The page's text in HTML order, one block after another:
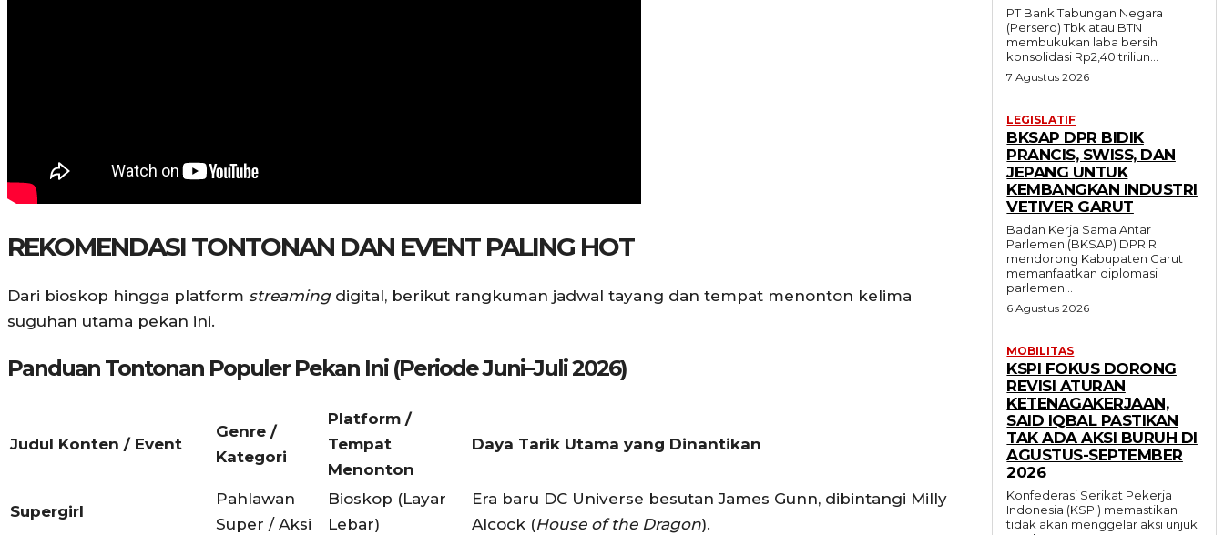
REKOMENDASI TONTONAN DAN EVENT PALING HOT
Dari bioskop hingga platform streamingdigital, berikut rangkuman jadwal tayang dan tempat menonton kelima
suguhan utama pekan ini.
Panduan Tontonan Populer Pekan Ini (Periode Juni–Juli 2026)
Judul Konten / Event
Genre /
Kategori
Platform /
Tempat
Menonton
Daya Tarik Utama yang Dinantikan
Supergirl
Pahlawan
Super / Aksi
Bioskop (Layar
Lebar)
Era baru DC Universe besutan James Gunn, dibintangi Milly
Alcock (House of the Dragon).
PT Bank Tabungan Negara
(Persero) Tbk atau BTN
membukukan laba bersih
konsolidasi Rp2,40 triliun...
7 Agustus 2026
LEGISLATIF
BKSAP DPR BIDIK
PRANCIS, SWISS, DAN
JEPANG UNTUK
KEMBANGKAN INDUSTRI
VETIVER GARUT
Badan Kerja Sama Antar
Parlemen (BKSAP) DPR RI
mendorong Kabupaten Garut
memanfaatkan diplomasi
parlemen...
6 Agustus 2026
MOBILITAS
KSPI FOKUS DORONG
REVISI ATURAN
KETENAGAKERJAAN,
SAID IQBAL PASTIKAN
TAK ADA AKSI BURUH DI
AGUSTUS-SEPTEMBER
2026
Konfederasi Serikat Pekerja
Indonesia (KSPI) memastikan
tidak akan menggelar aksi unjuk